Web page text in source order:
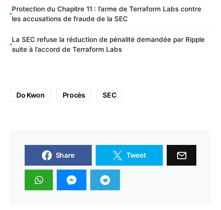
Protection du Chapitre 11 : l’arme de Terraform Labs contre
les accusations de fraude de la SEC
La SEC refuse la réduction de pénalité demandée par Ripple
suite à l’accord de Terraform Labs
Do Kwon Procès SEC
Share Tweet